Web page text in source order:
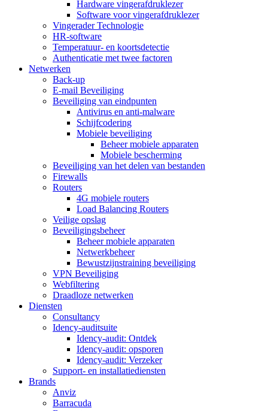
Hardware vingerafdruklezer
Software voor vingerafdruklezer
Vingerader Technologie
HR-software
Temperatuur- en koortsdetectie
Authenticatie met twee factoren
Netwerken
Back-up
E-mail Beveiliging
Beveiliging van eindpunten
Antivirus en anti-malware
Schijfcodering
Mobiele beveiliging
Beheer mobiele apparaten
Mobiele bescherming
Beveiliging van het delen van bestanden
Firewalls
Routers
4G mobiele routers
Load Balancing Routers
Veilige opslag
Beveiligingsbeheer
Beheer mobiele apparaten
Netwerkbeheer
Bewustzijnstraining beveiliging
VPN Beveiliging
Webfiltering
Draadloze netwerken
Diensten
Consultancy
Idency-auditsuite
Idency-audit: Ontdek
Idency-audit: opsporen
Idency-audit: Verzeker
Support- en installatiediensten
Brands
Anviz
Barracuda